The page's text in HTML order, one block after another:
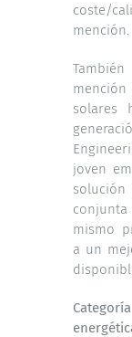
coste/
mención.
solares
joven
mismo
a un